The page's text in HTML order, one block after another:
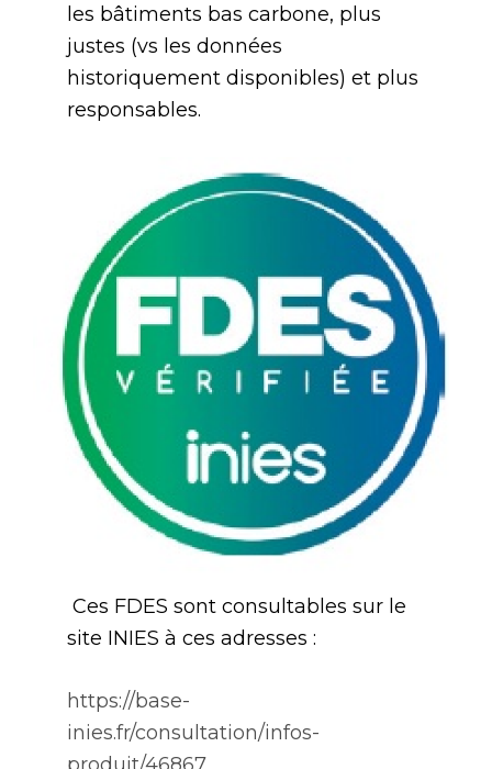
les bâtiments bas carbone, plus
justes (vs les données
historiquement disponibles) et plus
responsables.
Ces FDES sont consultables sur le
site INIES à ces adresses :
https://base-
inies.fr/consultation/infos-